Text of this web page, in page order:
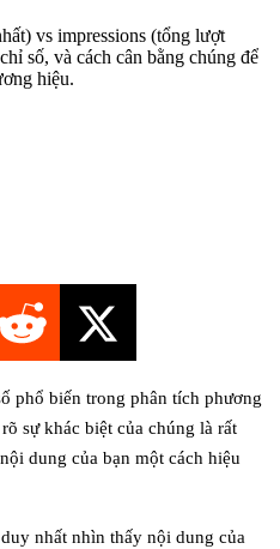
vs impressions (tổng lượt
số, và cách cân bằng chúng để
hiệu.
phổ biến trong phân tích phương
sự khác biệt của chúng là rất
dung của bạn một cách hiệu
nhất nhìn thấy nội dung của